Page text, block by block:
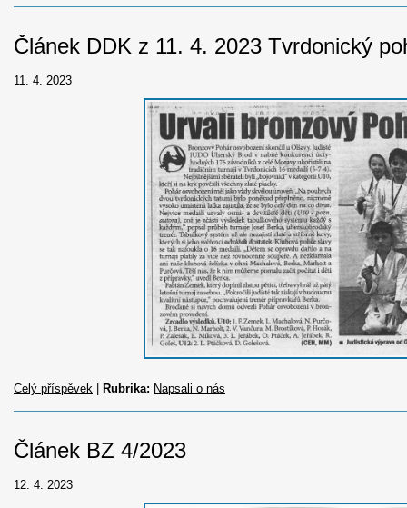
Článek DDK z 11. 4. 2023 Tvrdonický
11. 4. 2023
Celý příspěvek Rubrika: Napsali o nás
Článek BZ 4/2023
12. 4. 2023